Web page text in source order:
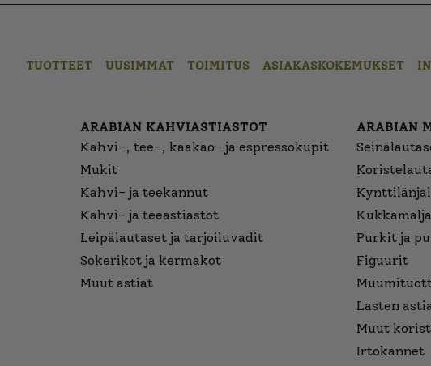
TUOTTEET UUSIMMAT TOIMITUS ASIAKASKOKEMUKSET
ARABIAN KAHVIASTIASTOT
Kahvi-, tee-, kaakao- ja espressokupit
Mukit
Kahvi- ja teekannut
Kahvi- ja teeastiastot
Leipälautaset ja tarjoiluvadit
Sokerikot ja kermakot
Muut astiat
ARABIAN
Purkit ja
Figuurit
Lasten
Muut
Irtokannet